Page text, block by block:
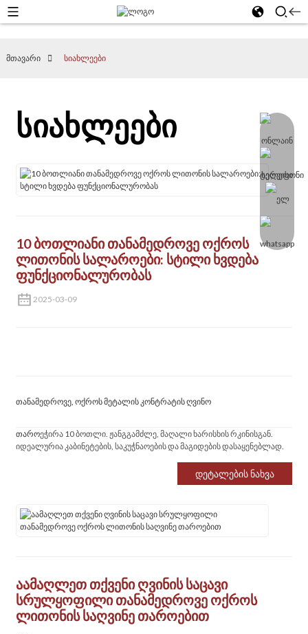
მთავარი სიახლეები
სიახლეები
10 ბოთლიანი თანამედროვე ოქროს
ლითონის სალაროები: სტილი ხვდება
ფუნქციონალურობას
2025-03-09
თანამედროვე, ოქროს მეტალის კონტრატის ღვინო
თაროეჭირა 10 ბოთლი. ჟანგგამძლე, მაღალი ხარისხის რკინისგან.
იდეალურია კაბინეტების, საკუჭნაოების და მაგიდების დასაყენებლად.
Დეტალების Ნახვა
აამაღლეთ თქვენი ღვინის საცავი
სრულყოფილი თანამედროვე ოქროს
ლითონის საღვინე თაროებით